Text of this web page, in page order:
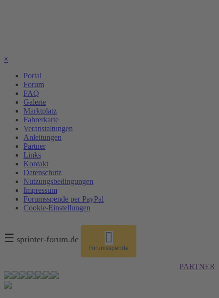
×
Portal
Forum
FAQ
Galerie
Marktplatz
Fahrerkarte
Veranstaltungen
Anleitungen
Partner
Links
Kontakt
Datenschutz
Nutzungsbedingungen
Impressum
Forumsspende per PayPal
Cookie-Einstellungen
☰ sprinter-forum.de
Forumsspende
PARTNER